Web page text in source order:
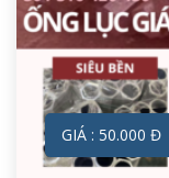
GIÁ : 50.000 Đ